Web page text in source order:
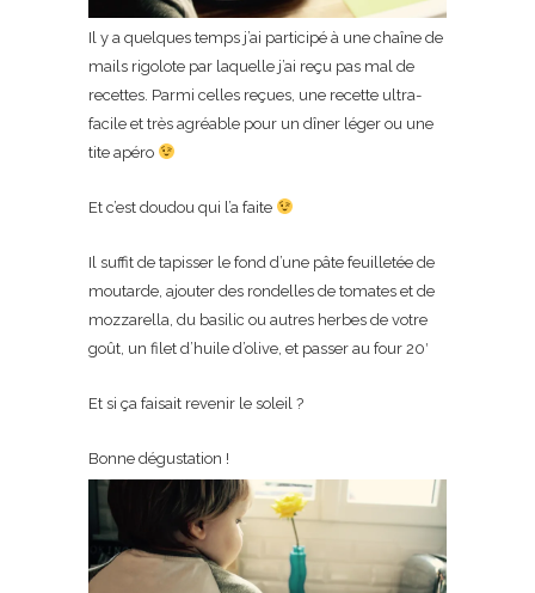
Il y a quelques temps j’ai participé à une chaîne de
mails rigolote par laquelle j’ai reçu pas mal de
recettes. Parmi celles reçues, une recette ultra-
facile et très agréable pour un dîner léger ou une
tite apéro
Et c’est doudou qui l’a faite
Il suffit de tapisser le fond d’une pâte feuilletée de
moutarde, ajouter des rondelles de tomates et de
mozzarella, du basilic ou autres herbes de votre
goût, un filet d’huile d’olive, et passer au four 20′
Et si ça faisait revenir le soleil ?
Bonne dégustation !